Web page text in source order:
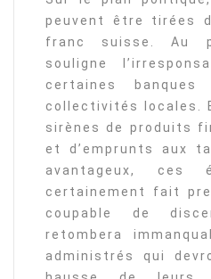
peuvent être tirées
franc suisse. Au
souligne
certaines
collectivités locales.
sirènes de produits
et d’emprunts aux
avantageux, ces
certainement fait
coupable de
retombera
administrés qui